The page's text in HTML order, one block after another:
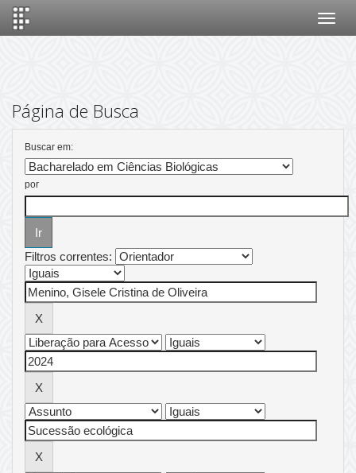
Página de Busca
Buscar em:
por
Filtros correntes: